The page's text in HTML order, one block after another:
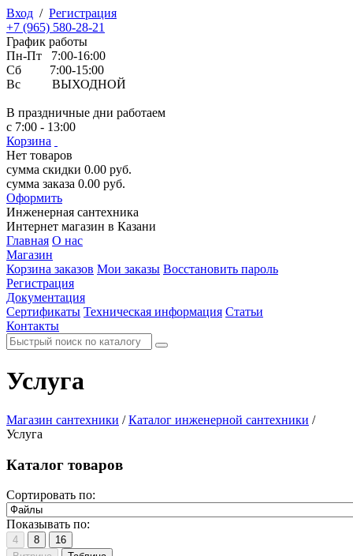
Вход / Регистрация
+7 (965) 580-28-21
График работы
Пн-Пт 7:00-16:00
Сб 7:00-15:00
Вс ВЫХОДНОЙ
В праздничные дни работаем
с 7:00 - 13:00
Корзина
Нет товаров
сумма скидки 0.00 руб.
сумма заказа 0.00 руб.
Оформить
Инженерная сантехника
Интернет магазин в Казани
Главная О нас
Магазин
Корзина заказов Мои заказы Восстановить пароль
Регистрация
Документация
Сертификаты Техническая информация Статьи
Контакты
Услуга
Магазин сантехники / Каталог инженерной сантехники /
Услуга
Каталог товаров
Сортировать по:
Показывать по:
4 8
16